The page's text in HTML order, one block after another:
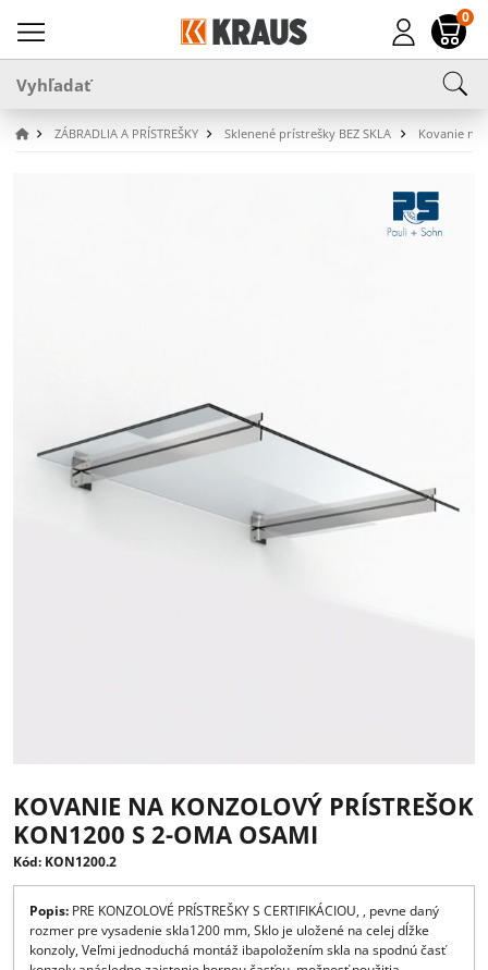
0
ZÁBRADLIA A PRÍSTREŠKY Sklenené prístrešky BEZ SKLA Kovanie na
KOVANIE NA KONZOLOVÝ
KON1200 S 2-OMA OSAMI
Kód: KON1200.2